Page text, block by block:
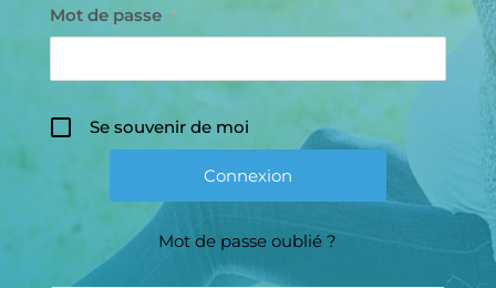
Mot de passe *
Se souvenir de moi
Mot de passe oublié ?